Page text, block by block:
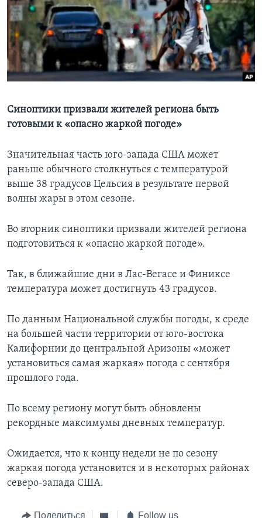
Learning English
СОЦИАЛЬНЫЕ СЕТИ
Языки
Синоптики призвали жителей региона быть
готовыми к «опасно жаркой погоде»
Значительная часть юго-запада США может
раньше обычного столкнуться с температурой
выше 38 градусов Цельсия в результате первой
волны жары в этом сезоне.
Во вторник синоптики призвали жителей региона
подготовиться к «опасно жаркой погоде».
Так, в ближайшие дни в Лас-Вегасе и Финиксе
температура может достигнуть 43 градусов.
По данным Национальной службы погоды, к среде
на большей части территории от юго-востока
Калифорнии до центральной Аризоны «может
установиться самая жаркая» погода с сентября
прошлого года.
По всему региону могут быть обновлены
рекордные максимумы дневных температур.
Ожидается, что к концу недели не по сезону
жаркая погода установится и в некоторых районах
северо-запада США.
Поделиться Follow us